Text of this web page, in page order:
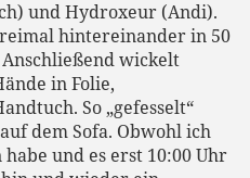
und Hydroxeur (Andi).
hintereinander in 50
Anschließend wickelt
in Folie,
So „gefesselt“
dem Sofa. Obwohl ich
und es erst 10:00 Uhr